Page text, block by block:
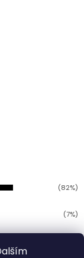
(82%)
(7%)